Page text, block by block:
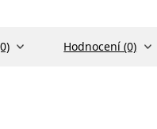
Hodnocení (0)